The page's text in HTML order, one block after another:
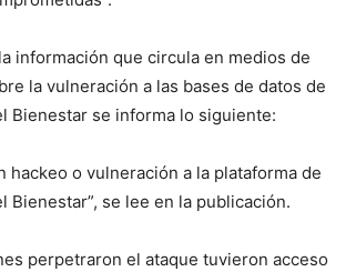
información que circula en medios de
la vulneración a las bases de datos de
Bienestar se informa lo siguiente:
hackeo o vulneración a la plataforma de
Bienestar”, se lee en la publicación.
perpetraron el ataque tuvieron acceso